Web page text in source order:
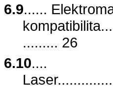
6.9......
......... 26
6.10....